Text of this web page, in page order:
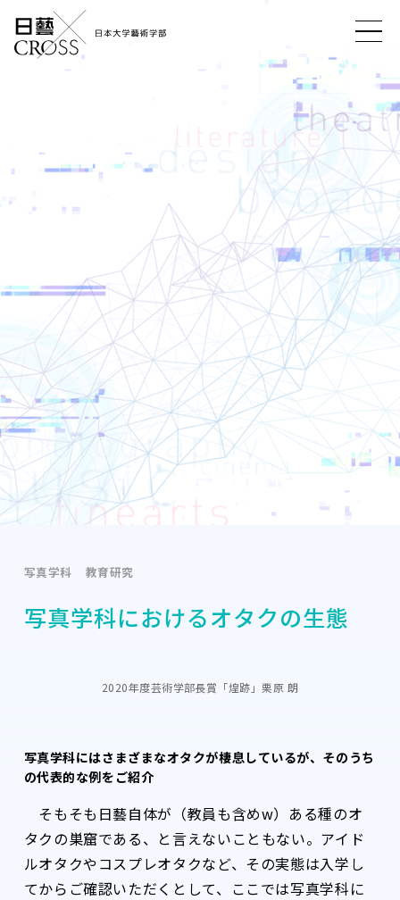
写真学科 教育研究
写真学科におけるオタクの生態
2020年度芸術学部長賞「煌跡」栗原 朗
写真学科にはさまざまなオタクが棲息しているが、そのうち
の代表的な例をご紹介
そもそも日藝自体が（教員も含めw）ある種のオ
タクの巣窟である、と言えないこともない。アイド
ルオタクやコスプレオタクなど、その実態は入学し
てからご確認いただくとして、ここでは写真学科に